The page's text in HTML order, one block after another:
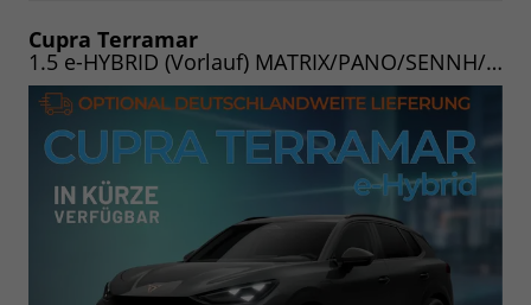
speichern/drucken
Cupra Terramar
1.5 e-HYBRID (Vorlauf) MATRIX/PANO/SENNH/AHK/INTELLI/EDGE/WINTER/20"/UVM.